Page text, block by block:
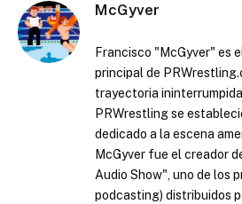
McGyver
Francisco "McGyver" es
principal de
trayectoria
PRWrestling se
dedicado a la escena
McGyver fue el creador
Audio Show", uno de los
podcasting) distribuidos